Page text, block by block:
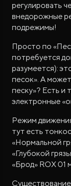
регулировать
внедорожные
подрежимы!
Просто по
потребуется
разумеется):
песок». А
песку»? Есть и
электронные
Режим
тут есть
«Нормальной
«Глубокой
«Брод» ROX 01